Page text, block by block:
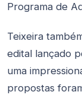
Programa de
Teixeira
edital lançado
uma
propostas